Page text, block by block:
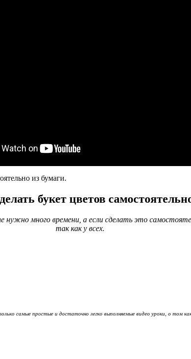
из бумаги.
букет цветов
много времени, а если сделать это
так как у всех.
самые простые и достаточно легко выполняемые видео уроки, о том